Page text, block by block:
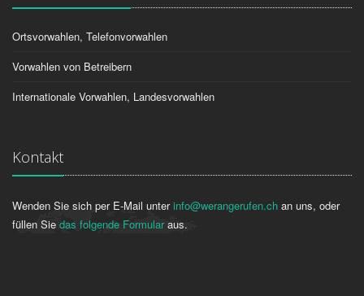
Ortsvorwahlen, Telefonvorwahlen
Vorwahlen von Betreibern
Internationale Vorwahlen, Landesvorwahlen
Kontakt
Wenden Sie sich per E-Mail unterinfo@werangerufen.ch an uns, oder
füllen Sie das folgende Formularaus.